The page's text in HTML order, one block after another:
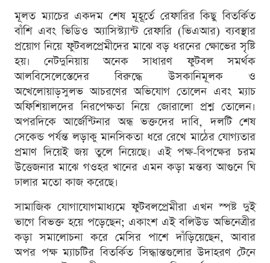
মূলত ম্যাচের একদম শেষ মূহূর্তে রেফারির কিছু বিতর্কিত
বাঁশি এবং ভিডিও অ্যাসিস্ট্যান্ট রেফারি (ভিএআর) ব্যবস্থার
প্রয়োগ নিয়ে ফুটবলপ্রেমীদের মাঝে বড় ধরনের ক্ষোভের সৃষ্টি
হয়। নেটদুনিয়ায় অনেক সাধারণ ফুটবল সমর্থক
আলবিসেলেস্তেদের বিরুদ্ধে উসকানিমূলক ও
অখেলোয়াড়সুলভ আচরণের অভিযোগ তোলেন এবং ম্যাচ
অফিশিয়ালদের নিরপেক্ষতা নিয়ে জোরালো প্রশ্ন তোলেন।
অপরদিকে আর্জেন্টিনার অন্ধ ভক্তদের দাবি, দলটি শেষ
সেকেন্ড পর্যন্ত লড়াকু মানসিকতা ধরে রেখে মাঠের যোগ্যতার
প্রমাণ দিয়েই জয় তুলে নিয়েছে। এই পক্ষ-বিপক্ষের চরম
উত্তেজনার মাঝে গওহর খানের এমন কড়া মন্তব্য আগুনে ঘি
ঢালার মতো কাজ করেছে।
সামাজিক যোগাযোগমাধ্যমে ফুটবলপ্রেমীরা এখন স্পষ্ট দুই
ভাগে বিভক্ত হয়ে পড়েছেন; একাংশ এই বলিউড অভিনেত্রীর
কড়া সমালোচনা করে মেসির পাশে দাঁড়িয়েছেন, আবার
অপর পক্ষ ম্যাচটির বিতর্কিত সিদ্ধান্তগুলোর উদাহরণ টেনে